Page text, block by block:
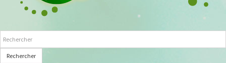
Rechercher